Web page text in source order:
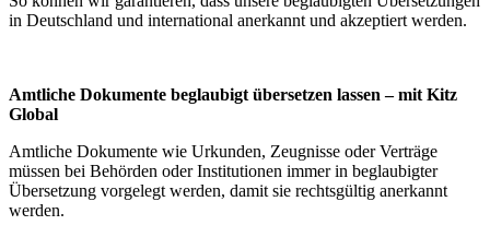
in Deutschland und international anerkannt und akzeptiert werden.
Amtliche Dokumente beglaubigt übersetzen lassen – mit Kitz
Global
Amtliche Dokumente wie Urkunden, Zeugnisse oder Verträge
müssen bei Behörden oder Institutionen immer in beglaubigter
Übersetzung vorgelegt werden, damit sie rechtsgültig anerkannt
werden.